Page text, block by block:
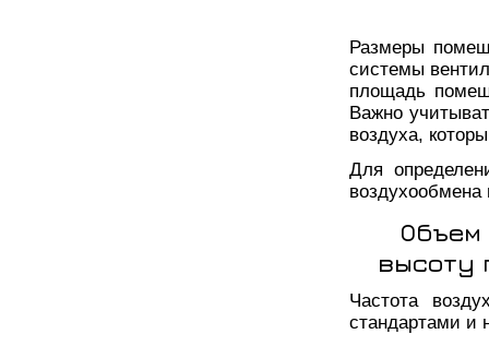
Размеры
системы
площадь
Важно
воздуха,
Для
Объем
высоту
Частота
стандартами и